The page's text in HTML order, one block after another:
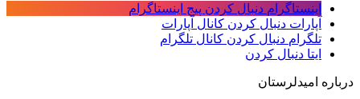
اینستاگرام دنبال کردن پیج اینستاگرام
آپارات دنبال کردن کانال آپارات
تلگرام دنبال کردن کانال تلگرام
ایتا دنبال کردن
درباره امیدلرستان